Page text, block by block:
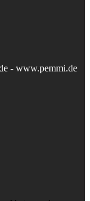
- www.pemmi.de